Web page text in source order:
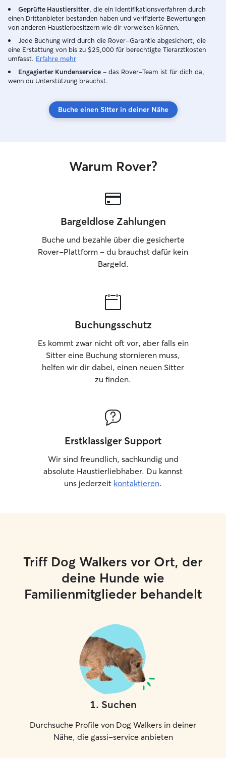
sorge stets für eine sichere Umgebung,
achte genau auf die Bedürfnisse des
Tieres und halte mich strikt an deine
Vorgaben bezüglich Fütterung und
Gewohnheiten. Ein respektvoller und
liebevoller Umgang steht für mich an
erster Stelle
Geprüfte Haustiersitter , die ein Identifikationsverfahren durch
einen Drittanbieter bestanden haben und verifizierte Bewertungen
von anderen Haustierbesitzern wie dir vorweisen können.
Jede Buchung wird durch die Rover-Garantie abgesichert, die
eine Erstattung von bis zu $25,000 für berechtigte Tierarztkosten
umfasst. Erfahre mehr
Engagierter Kundenservice – das Rover-Team ist für dich da,
wenn du Unterstützung brauchst.
Buche einen Sitter in deiner Nähe
Warum Rover?
Bargeldlose Zahlungen
Buche und bezahle über die gesicherte
Rover-Plattform – du brauchst dafür kein
Bargeld.
Buchungsschutz
Es kommt zwar nicht oft vor, aber falls ein
Sitter eine Buchung stornieren muss,
helfen wir dir dabei, einen neuen Sitter
zu finden.
Erstklassiger Support
Wir sind freundlich, sachkundig und
absolute Haustierliebhaber. Du kannst
uns jederzeit kontaktieren.
Triff Dog Walkers vor Ort, der
deine Hunde wie
Familienmitglieder behandelt
1. Suchen
Durchsuche Profile von Dog Walkers in deiner
Nähe, die gassi-service anbieten